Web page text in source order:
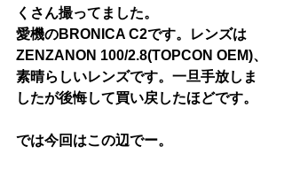
くさん撮ってました。
愛機のBRONICA C2です。レンズは
ZENZANON 100/2.8(TOPCON OEM)、
素晴らしいレンズです。一旦手放しま
したが後悔して買い戻したほどです。
では今回はこの辺でー。